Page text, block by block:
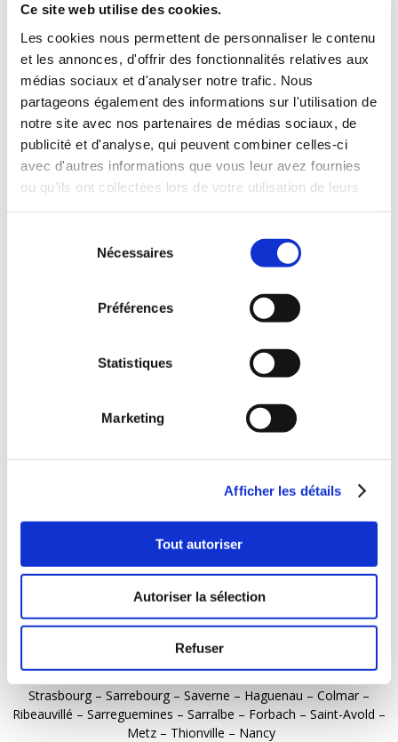
Ce site web utilise des cookies.
Les cookies nous permettent de personnaliser le contenu
et les annonces, d'offrir des fonctionnalités relatives aux
médias sociaux et d'analyser notre trafic. Nous
partageons également des informations sur l'utilisation de
notre site avec nos partenaires de médias sociaux, de
publicité et d'analyse, qui peuvent combiner celles-ci
avec d'autres informations que vous leur avez fournies
ou qu'ils ont collectées lors de votre utilisation de leurs
Nécessaires
Préférences
Statistiques
Marketing
Afficher les détails
Tout autoriser
Autoriser la sélection
Refuser
Pourquoi nous choisir ?
Choisissez SVH France pour des solutions de innovantes, une
expertise inégalée et un engagement indéfectible envers nos
clients. Votre confiance, notre engagement.
Un conseil personnalisé
Du matériel de qualité
Contactez nous !
Zone d'intervention
Strasbourg – Sarrebourg – Saverne – Haguenau – Colmar –
Ribeauvillé – Sarreguemines – Sarralbe – Forbach – Saint-Avold –
Metz – Thionville – Nancy